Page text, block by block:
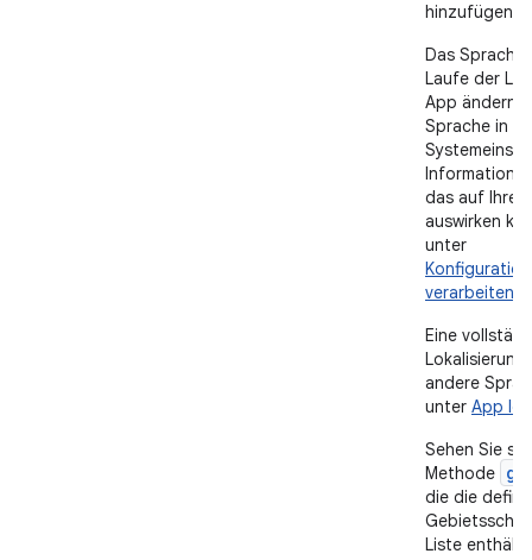
hinzufügen.
Das Sprach-
Laufe der
App ändern,
Sprache in
das auf Ihre
auswirken
unter
verarbeiten
Eine
andere
unter App
Sehen Sie
Methode
die die
Liste enthält